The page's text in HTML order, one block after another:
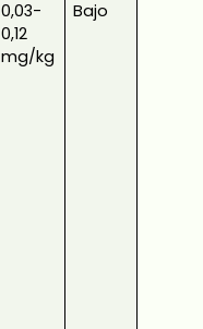
0,03-
0,12
mg/kg
Bajo